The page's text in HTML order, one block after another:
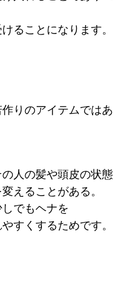
ることになります。
りのアイテムではあ
人の髪や頭皮の状
えることがある。
でもヘナを
すくするためです。